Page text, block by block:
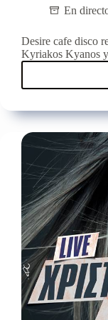
En
Desire cafe disco
Kyriakos Kyanos